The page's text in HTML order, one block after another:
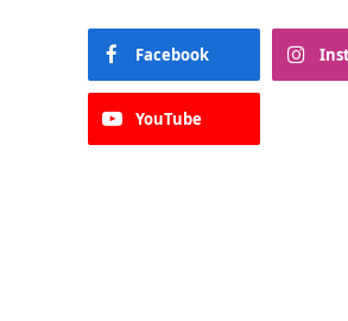
Facebook
YouTube